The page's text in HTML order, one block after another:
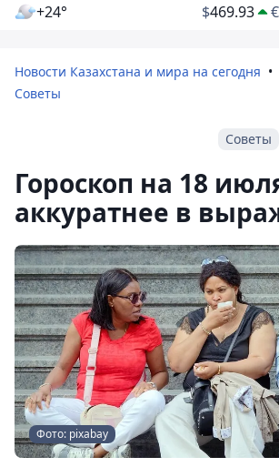
+24° $469.93 €
Новости Казахстана и мира на сегодня
Советы
Советы
Гороскоп на 18
аккуратнее в
Фото: pixabay